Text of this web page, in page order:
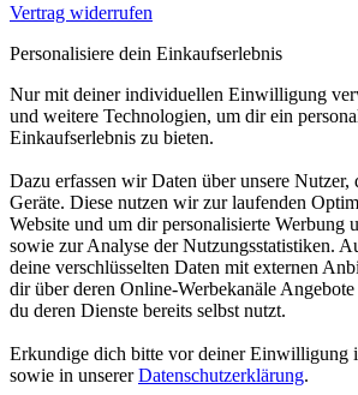
Vertrag widerrufen
Personalisiere dein Einkaufserlebnis
Nur mit deiner individuellen Einwilligung
und weitere Technologien, um dir ein
Einkaufserlebnis zu bieten.
Dazu erfassen wir Daten über unsere Nutzer,
Geräte. Diese nutzen wir zur laufenden
Website und um dir personalisierte Werbung
sowie zur Analyse der Nutzungsstatistiken.
deine verschlüsselten Daten mit externen
dir über deren Online-Werbekanäle
du deren Dienste bereits selbst nutzt.
Erkundige dich bitte vor deiner Einwilligung
sowie in unsererDatenschutzerklärung.